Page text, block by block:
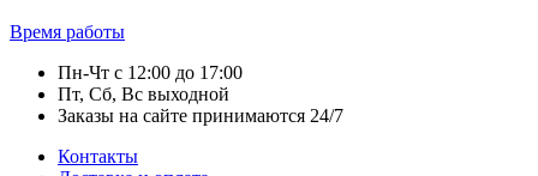
Время работы
Пн-Чт c 12:00 до 17:00
Пт, Сб, Вс выходной
Заказы на сайте принимаются 24/7
Контакты